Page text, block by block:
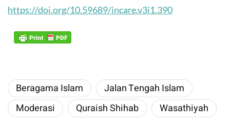
https://doi.org/10.59689/incare.v3i1.390
Beragama ​Islam
​Jalan Tengah Islam
Moderasi
Quraish Shihab Wasathiyah